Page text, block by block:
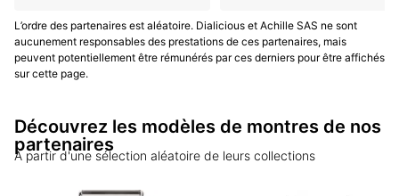
L’ordre des partenaires est aléatoire. Dialicious et Achille SAS ne sont
aucunement responsables des prestations de ces partenaires, mais
peuvent potentiellement être rémunérés par ces derniers pour être affichés
sur cette page.
Découvrez les modèles de montres de nos
partenaires
A partir d'une sélection aléatoire de leurs collections